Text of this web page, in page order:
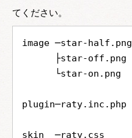
てください。
image ─star-half.png
├star-off.png
└star-on.png
plugin─raty.inc.php
skin  ─raty.css